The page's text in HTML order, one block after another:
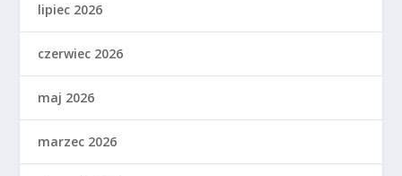
lipiec 2026
czerwiec 2026
maj 2026
marzec 2026